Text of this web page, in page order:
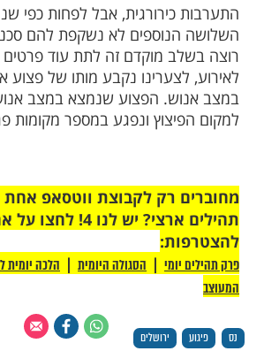
'שערי צדק', פרופ׳ עופר מרין
הפצועים:
אחד הגיע אלינו בהחייאה
של החייאה נאלצנו לקבוע את
ומשם לחדר ניתוח, אך לאחר
משעה נאלצנו לקבוע את
אחד במצב אנוש שעובר
יש עוד שלושה פצועים במצב
כנראה לפחות אחד מהם
אבל לפחות כפי שנראה